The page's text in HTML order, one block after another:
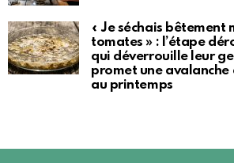
« Je séchais bêtement
tomates » : l’étape
qui déverrouille leur
promet une
au printemps